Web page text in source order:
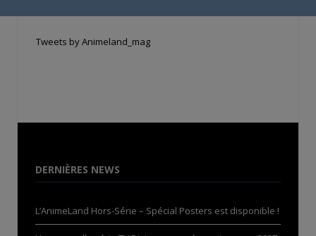
Tweets by Animeland_mag
DERNIÈRES NEWS
L’AnimeLand Hors-Série – Spécial Posters est disponible !